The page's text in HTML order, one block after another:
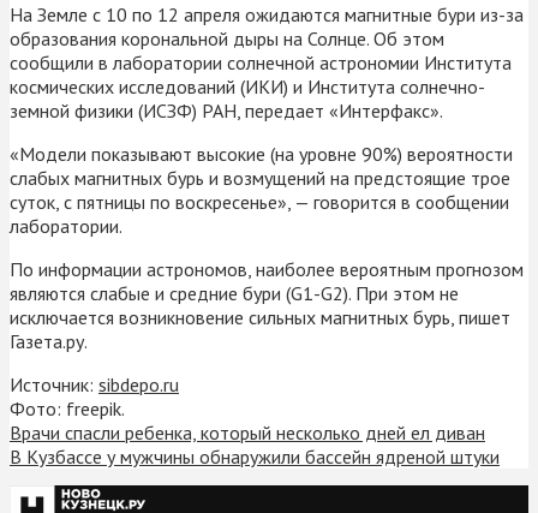
На Земле с 10 по 12 апреля ожидаются магнитные бури из-за
образования корональной дыры на Солнце. Об этом
сообщили в лаборатории солнечной астрономии Института
космических исследований (ИКИ) и Института солнечно-
земной физики (ИСЗФ) РАН, передает «Интерфакс».
«Модели показывают высокие (на уровне 90%) вероятности
слабых магнитных бурь и возмущений на предстоящие трое
суток, с пятницы по воскресенье», — говорится в сообщении
лаборатории.
По информации астрономов, наиболее вероятным прогнозом
являются слабые и средние бури (G1-G2). При этом не
исключается возникновение сильных магнитных бурь, пишет
Газета.ру.
Источник: sibdepo.ru
Фото: freepik.
Врачи спасли ребенка, который несколько дней ел диван
В Кузбассе у мужчины обнаружили бассейн ядреной штуки